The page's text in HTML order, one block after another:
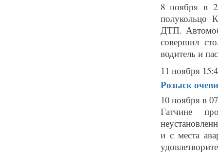
8 ноября в
полукольцо
ДТП.
совершил
водитель и
11 ноября
Розыск
10 ноября в
Гатчине
и с места